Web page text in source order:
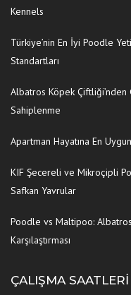
Kennels
Türkiye’nin En İyi Poodle
Standartları
Albatros Köpek Çiftliği’nden
Sahiplenme
Apartman Hayatına En
KIF Şecereli ve Mikroçipli
Safkan Yavrular
Poodle vs Maltipoo:
Karşılaştırması
ÇALIŞMA SAATLERI